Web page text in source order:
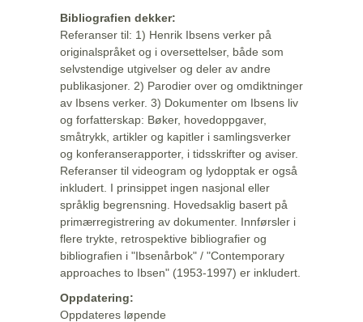
Bibliografien dekker:
Referanser til: 1) Henrik Ibsens verker på
originalspråket og i oversettelser, både som
selvstendige utgivelser og deler av andre
publikasjoner. 2) Parodier over og omdiktninger
av Ibsens verker. 3) Dokumenter om Ibsens liv
og forfatterskap: Bøker, hovedoppgaver,
småtrykk, artikler og kapitler i samlingsverker
og konferanserapporter, i tidsskrifter og aviser.
Referanser til videogram og lydopptak er også
inkludert. I prinsippet ingen nasjonal eller
språklig begrensning. Hovedsaklig basert på
primærregistrering av dokumenter. Innførsler i
flere trykte, retrospektive bibliografier og
bibliografien i "Ibsenårbok" / "Contemporary
approaches to Ibsen" (1953-1997) er inkludert.
Oppdatering:
Oppdateres løpende